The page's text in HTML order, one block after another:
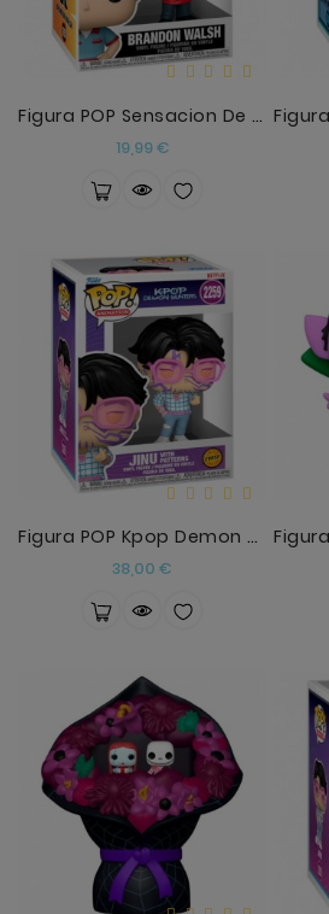
Figura POP Sensacion De Vivir Brandon Walsh
19,99 €Precio
Figura POP Kpop Demon Hunters Jinu Chase
38,00 €